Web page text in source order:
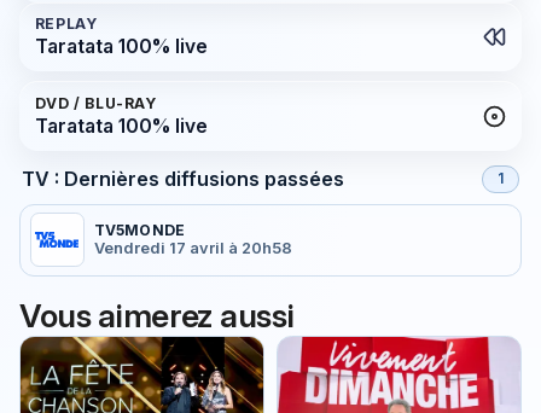
REPLAY
Taratata 100% live
DVD / BLU-RAY
Taratata 100% live
TV : Dernières diffusions passées 1
TV5MONDE
Vendredi 17 avril à 20h58
Vous aimerez aussi